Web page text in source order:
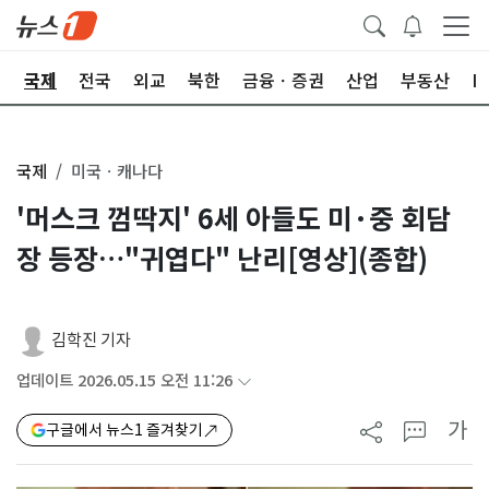
국제 전국 외교 북한 금융ㆍ증권 산업 부동산
국제 미국ㆍ캐나다
'머스크 껌딱지' 6세 아들도 미·중 회담
장 등장…"귀엽다" 난리[영상](종합)
김학진 기자
업데이트 2026.05.15 오전 11:26
구글에서 뉴스1 즐겨찾기 가